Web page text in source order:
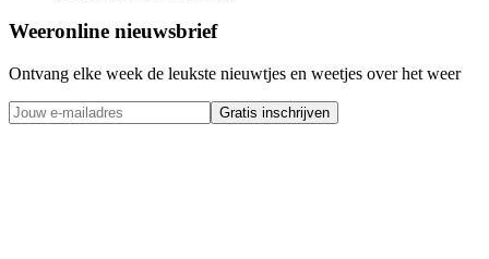
Weeronline nieuwsbrief
Ontvang elke week de leukste nieuwtjes en weetjes over het weer
Gratis inschrijven